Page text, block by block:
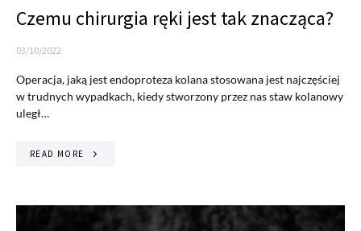
Czemu chirurgia ręki jest tak znacząca?
03/10/2022
Operacja, jaką jest endoproteza kolana stosowana jest najczęściej
w trudnych wypadkach, kiedy stworzony przez nas staw kolanowy
uległ…
READ MORE